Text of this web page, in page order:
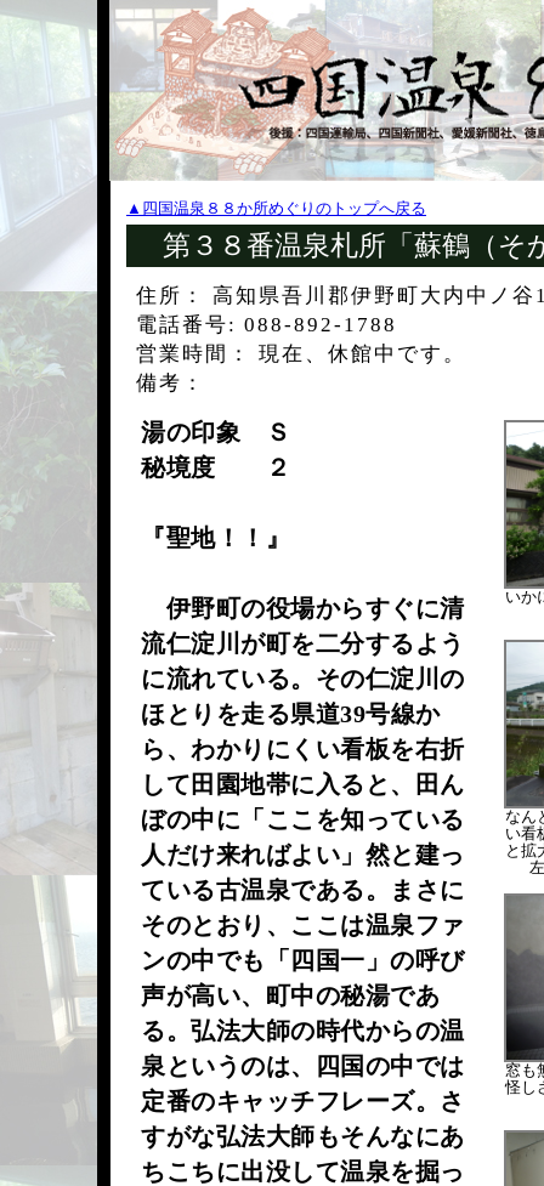
▲四国温泉８８か所めぐりのトップへ戻る
第３８番温泉札所「蘇鶴（そ
住所： 高知県吾川郡伊野町大内中ノ
電話番号: 088-892-1788
営業時間： 現在、休館中です。
備考：
湯の印象 Ｓ
秘境度 ２
『聖地！！』
伊野町の役場からすぐに清
流仁淀川が町を二分するよう
に流れている。その仁淀川の
ほとりを走る県道39号線か
ら、わかりにくい看板を右折
して田園地帯に入ると、田ん
ぼの中に「ここを知っている
人だけ来ればよい」然と建っ
ている古温泉である。まさに
そのとおり、ここは温泉ファ
ンの中でも「四国一」の呼び
声が高い、町中の秘湯であ
る。弘法大師の時代からの温
泉というのは、四国の中では
定番のキャッチフレーズ。さ
すがな弘法大師もそんなにあ
ちこちに出没して温泉を掘っ
いか
なん
い看
と拡
窓も
怪し